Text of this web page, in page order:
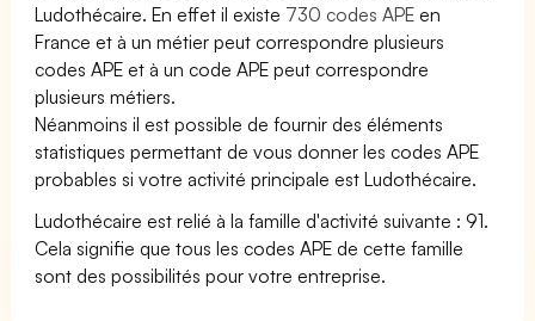
Ludothécaire. En effet il existe 730 codes APE en
France et à un métier peut correspondre plusieurs
codes APE et à un code APE peut correspondre
plusieurs métiers.
Néanmoins il est possible de fournir des éléments
statistiques permettant de vous donner les codes APE
probables si votre activité principale est Ludothécaire.
Ludothécaire est relié à la famille d'activité suivante : 91.
Cela signifie que tous les codes APE de cette famille
sont des possibilités pour votre entreprise.